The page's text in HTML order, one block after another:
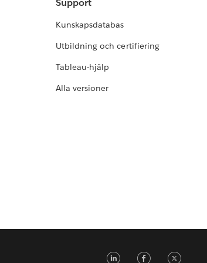
Support
Kunskapsdatabas
Utbildning och certifiering
Tableau-hjälp
Alla versioner
LinkedIn